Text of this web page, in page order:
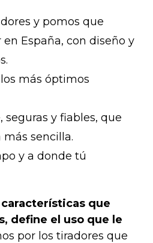
y pomos que
España, con diseño y
más óptimos
seguras y fiables, que
sencilla.
y a donde tú
características que
define el uso que le
por los tiradores que